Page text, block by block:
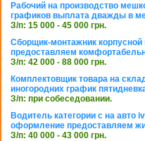
Рабочий на производство
графиков выплата дважды в
З/п: 15 000 - 45 000 грн.
Сборщик-монтажник
предоставляем
З/п: 42 000 - 88 000 грн.
Комплектовщик товара на
иногородних график
З/п: при собеседовании.
Водитель категории с на
оформление предоставляем
З/п: 40 000 - 43 000 грн.